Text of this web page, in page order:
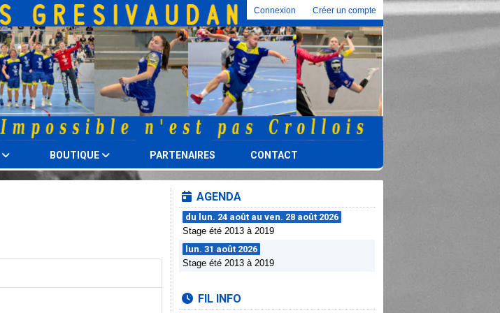
Connexion Créer un compte
BOUTIQUE PARTENAIRES CONTACT
AGENDA
du lun. 24 août au ven. 28 août 2026
Stage été 2013 à 2019
lun. 31 août 2026
Stage été 2013 à 2019
FIL INFO